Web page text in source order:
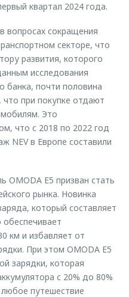
квартал 2024 года.
вопросах сокращения
секторе, что
развития, которого
исследования
банка, почти половина
при покупке отдают
Это
что с 2018 по 2022 год
NEV в Европе составили
OMODA E5 призван стать
рынка. Новинка
который составляет
обеспечивает
км и избавляет от
При этом OMODA E5
зарядки, которая
с 20% до 80%
путешествие